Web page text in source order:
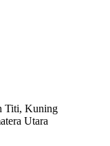
Titi, Kuning
Utara